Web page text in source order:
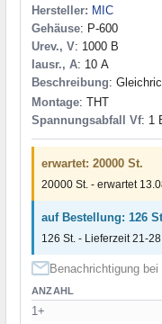
Hersteller: MIC
Gehäuse: P-600
Urev., V: 1000 В
Iausr., A: 10 А
Beschreibung:
Montage: THT
Spannungsabfall Vf: 1
erwartet: 20000 St.
20000 St. - erwartet
auf Bestellung: 126
126 St. - Lieferzeit 21-
Benachrichtigung
ANZAHL
1+